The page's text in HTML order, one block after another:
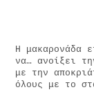
Η μακαρονάδα
να… ανοίξει
με την
όλους με το